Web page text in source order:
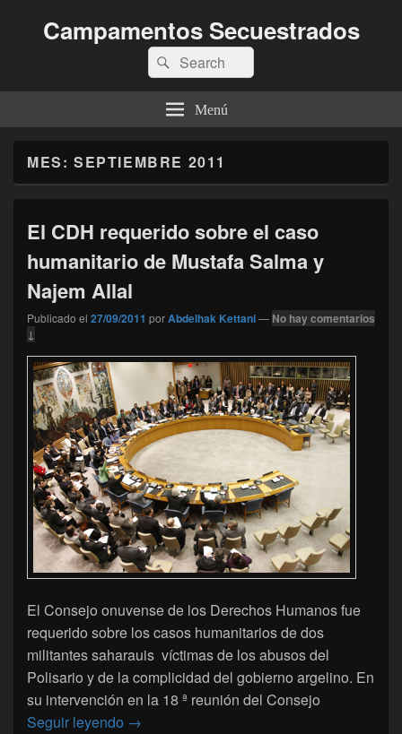
Campamentos Secuestrados
Buscar
por:
Buscar
Menú
MES: SEPTIEMBRE 2011
El CDH requerido sobre el caso
humanitario de Mustafa Salma y
Najem Allal
Publicado el 27/09/2011 porAbdelhak Kettani— No hay comentarios
↓
El Consejo onuvense de los Derechos Humanos fue
requerido sobre los casos humanitarios de dos
militantes saharauis víctimas de los abusos del
Polisario y de la complicidad del gobierno argelino. En
su intervención en la 18 ª reunión del Consejo
Seguir leyendo El CDH requerido sobre el caso
→